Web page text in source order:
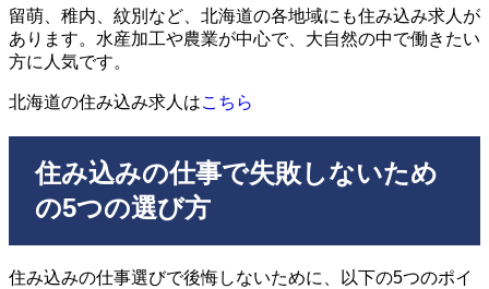
留萌、稚内、紋別など、北海道の各地域にも住み込み求人が
あります。水産加工や農業が中心で、大自然の中で働きたい
方に人気です。
北海道の住み込み求人はこちら
住み込みの仕事で失敗しないため
の5つの選び方
住み込みの仕事選びで後悔しないために、以下の5つのポイ